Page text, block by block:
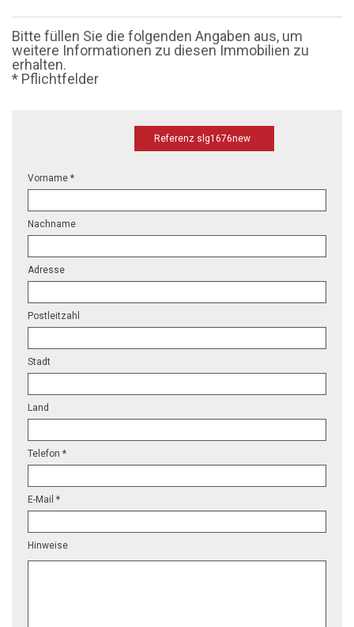
Bitte füllen Sie die folgenden Angaben aus, um
weitere Informationen zu diesen Immobilien zu
erhalten.
* Pflichtfelder
Referenz slg1676new
Vorname *
Nachname
Adresse
Postleitzahl
Stadt
Land
Telefon *
E-Mail *
Hinweise